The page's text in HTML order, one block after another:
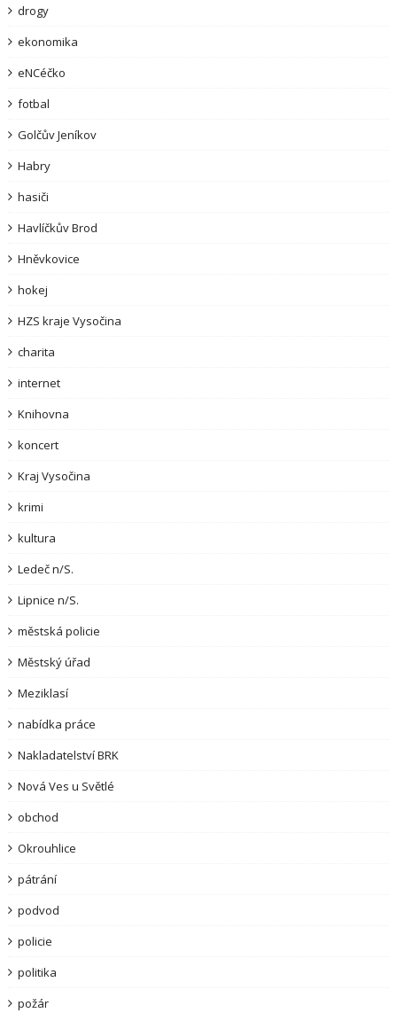
drogy
ekonomika
eNCéčko
fotbal
Golčův Jeníkov
Habry
hasiči
Havlíčkův Brod
Hněvkovice
hokej
HZS kraje Vysočina
charita
internet
Knihovna
koncert
Kraj Vysočina
krimi
kultura
Ledeč n/S.
Lipnice n/S.
městská policie
Městský úřad
Meziklasí
nabídka práce
Nakladatelství BRK
Nová Ves u Světlé
obchod
Okrouhlice
pátrání
podvod
policie
politika
požár